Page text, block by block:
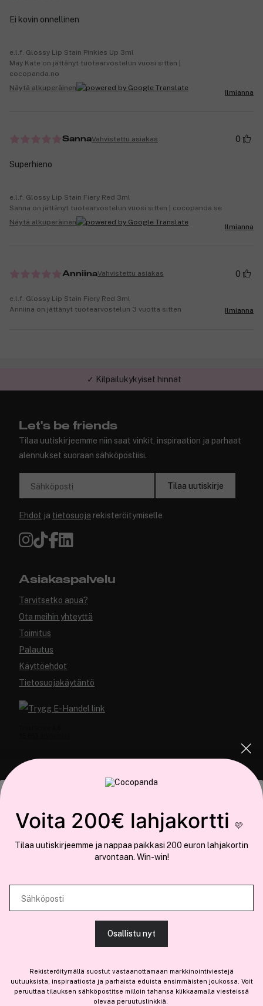
Tämä sivusto käyttää evästeitä
Käytämme evästeitä tarjoamamme sisällön ja mainosten
räätälöimiseen, sosiaalisen median ominaisuuksien tukemiseen ja
käytät sivustoamme. Kumppanimme voivat yhdistää näitä tietoja muihin
Ei kovin onnellinen
e.l.f. Glossy Lip Stain Pinkies Up 3ml
May Kate on jättänyt tuotearvostelun vuosi sitten |
cocopanda.no
Näytä alkuperäinen
Ilmianna
SannaVahvistettu asiakas 0
Superhieno
e.l.f. Glossy Lip Stain Fiery Red 3ml
Sanna on jättänyt tuotearvostelun vuosi sitten | cocopanda.se
Näytä alkuperäinen
Ilmianna
AnniinaVahvistettu asiakas 0
e.l.f. Glossy Lip Stain Fiery Red 3ml
Anniina on jättänyt tuotearvostelun 3 vuotta sitten
Ilmianna
✓ Kilpailukykyiset hinnat
Let's be friends
Tilaa uutiskirjeemme niin saat vinkit, inspiraation ja parhaat
alennukset suoraan sähköpostiisi.
Sähköposti Tilaa uutiskirje
Ehdot ja tietosuoja rekisteröitymiselle
Asiakaspalvelu
Tarvitsetko apua?
Ota meihin yhteyttä
Toimitus
Palautus
Käyttöehdot
Tietosuojakäytäntö
Meistä
Jos haluat henkilökohtaista neuvoa ammattitason hiustuotteista,
Voita 200€ lahjakortti 🩷
Tilaa uutiskirjeemme ja nappaa paikkasi 200 euron lahjakortin
arvontaan. Win-win!
Sähköposti
Osallistu nyt
Rekisteröitymällä suostut vastaanottamaan markkinointiviestejä
uutuuksista, inspiraatiosta ja parhaista eduista ensimmäisten joukossa. Voit
peruuttaa tilauksen sähköpostitse milloin tahansa klikkaamalla viesteissä
olevaa peruutuslinkkiä.